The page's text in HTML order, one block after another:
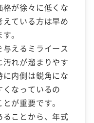
が徐々に低くな
ている方は早め
。
えるミライース
れが溜まりやす
内側は鋭角にな
なっているの
が重要です。
ことから、年式